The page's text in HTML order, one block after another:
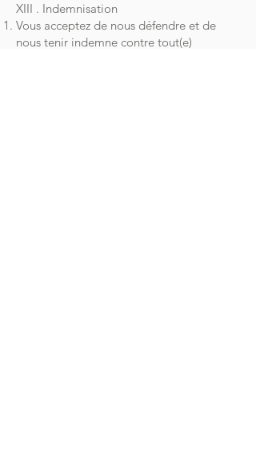
XIII . Indemnisation
Vous acceptez de nous défendre et de
nous tenir indemne contre tout(e)